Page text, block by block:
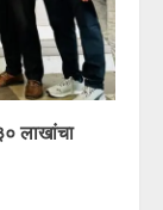
लाखांचा